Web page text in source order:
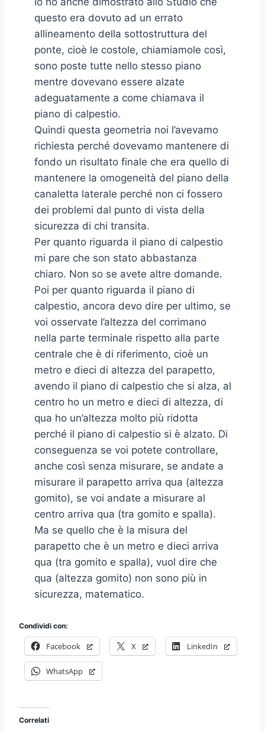
questo era dovuto ad un errato
allineamento della sottostruttura del
ponte, cioè le costole, chiamiamole così,
sono poste tutte nello stesso piano
mentre dovevano essere alzate
adeguatamente a come chiamava il
piano di calpestio.
Quindi questa geometria noi l’avevamo
richiesta perché dovevamo mantenere di
fondo un risultato finale che era quello di
mantenere la omogeneità del piano della
canaletta laterale perché non ci fossero
dei problemi dal punto di vista della
sicurezza di chi transita.
Per quanto riguarda il piano di calpestio
mi pare che son stato abbastanza
chiaro. Non so se avete altre domande.
Poi per quanto riguarda il piano di
calpestio, ancora devo dire per ultimo, se
voi osservate l’altezza del corrimano
nella parte terminale rispetto alla parte
centrale che è di riferimento, cioè un
metro e dieci di altezza del parapetto,
avendo il piano di calpestio che si alza, al
centro ho un metro e dieci di altezza, di
qua ho un’altezza molto più ridotta
perché il piano di calpestio si è alzato. Di
conseguenza se voi potete controllare,
anche così senza misurare, se andate a
misurare il parapetto arriva qua (altezza
gomito), se voi andate a misurare al
centro arriva qua (tra gomito e spalla).
Ma se quello che è la misura del
parapetto che è un metro e dieci arriva
qua (tra gomito e spalla), vuol dire che
qua (altezza gomito) non sono più in
sicurezza, matematico.
Condividi con:
Facebook X LinkedIn
WhatsApp
Correlati